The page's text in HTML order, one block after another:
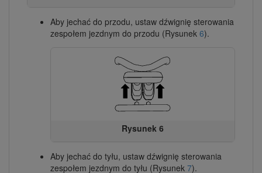
Aby jechać do przodu, ustaw dźwignię sterowania
zespołem jezdnym do przodu (Rysunek 6).
Rysunek 6
Aby jechać do tyłu, ustaw dźwignię sterowania
zespołem jezdnym do tyłu (Rysunek 7).